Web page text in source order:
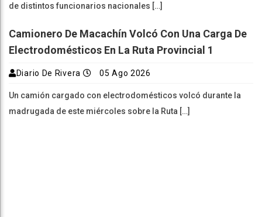
de distintos funcionarios nacionales […]
Camionero De Macachín Volcó Con Una Carga De
Electrodomésticos En La Ruta Provincial 1
Diario De Rivera 05 Ago 2026
Un camión cargado con electrodomésticos volcó durante la
madrugada de este miércoles sobre la Ruta […]